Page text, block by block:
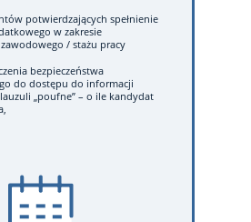
potwierdzających spełnienie
w zakresie
/ stażu pracy
bezpieczeństwa
do dostępu do informacji
„poufne” – o ile kandydat